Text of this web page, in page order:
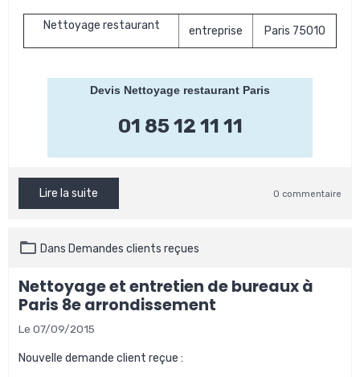
Nettoyage restaurant entreprise Paris 75010
Devis Nettoyage restaurant Paris
01 85 12 11 11
Lire la suite 0 commentaire
Dans Demandes clients reçues
Nettoyage et entretien de bureaux à
Paris 8e arrondissement
Le 07/09/2015
Nouvelle demande client reçue :